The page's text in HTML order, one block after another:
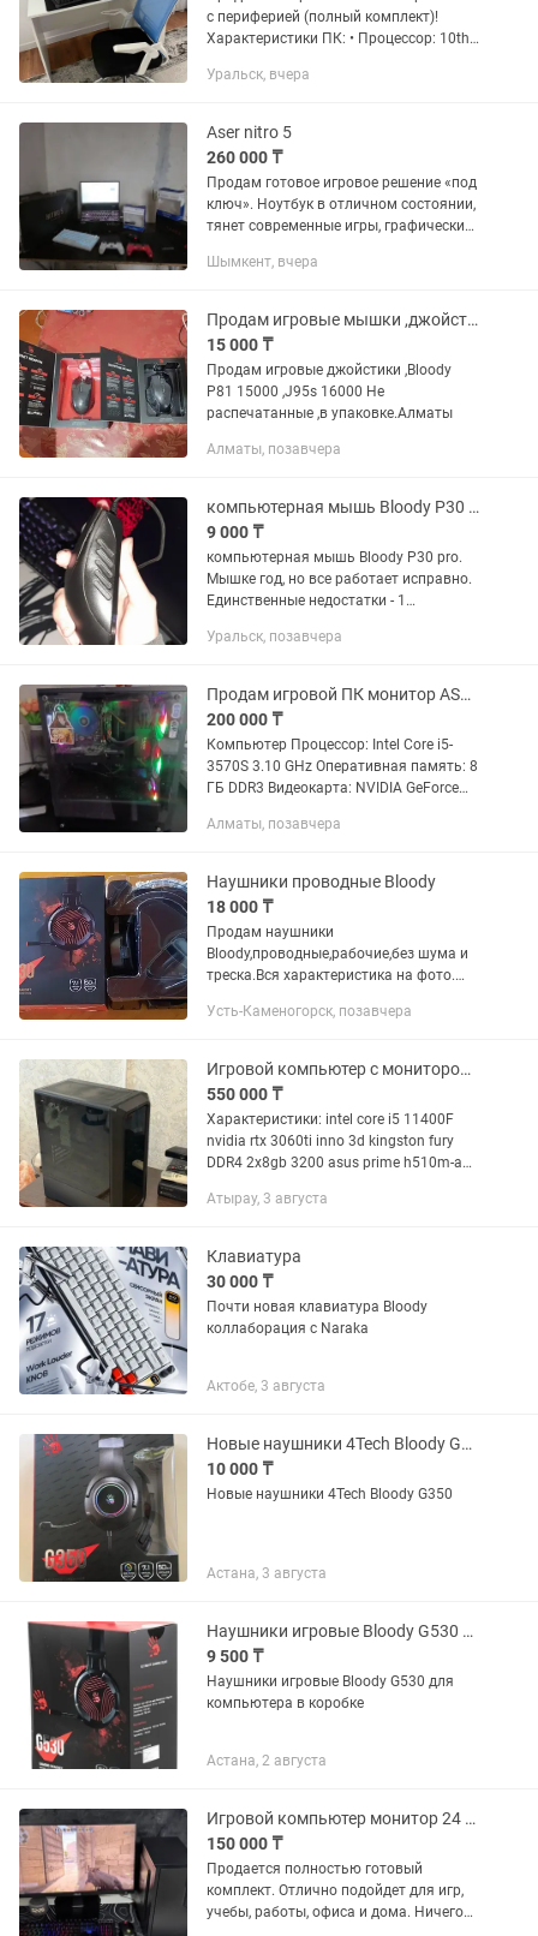
с периферией (полный комплект)!
Характеристики ПК: • Процессор: 10th
Материнская плата: GIGABYTE H510M K
Уральск, вчера
Aser nitro 5
260 000 ₸
Продам готовое игровое решение «под
ключ». Ноутбук в отличном состоянии,
тянет современные игры, графические
мощному процессору 12-го поколения.
Шымкент, вчера
Продам игровые мышки ,джойстики
15 000 ₸
Продам игровые джойстики ,Bloody
P81 15000 ,J95s 16000 Не
распечатанные ,в упаковке.Алматы
Алматы, позавчера
компьютерная мышь Bloody P30 pro
9 000 ₸
компьютерная мышь Bloody P30 pro.
Мышке год, но все работает исправно.
Единственные недостатки - 1
перемещение мыши по ковру не
недоступных без...
Уральск, позавчера
Продам игровой ПК монитор ASUS клавиатуру Bloody
200 000 ₸
Компьютер Процессор: Intel Core i5-
3570S 3.10 GHz Оперативная память: 8
ГБ DDR3 Видеокарта: NVIDIA GeForce
AFOX 120 ГБ + HDD Hitachi 1 ТБ
Алматы, позавчера
Наушники проводные Bloody
18 000 ₸
Продам наушники
Bloody,проводные,рабочие,без шума и
треска.Вся характеристика на фото.
Усть-Каменогорск, позавчера
Игровой компьютер с монитором (RTX 3060 Ti и Intel Core i5 11400F)
550 000 ₸
Характеристики: intel core i5 11400F
nvidia rtx 3060ti inno 3d kingston fury
DDR4 2x8gb 3200 asus prime h510m-a
S24A350H (24”, Full HD, TN, 60–75...
Атырау, 3 августа
Клавиатура
30 000 ₸
Почти новая клавиатура Bloody
коллаборация с Naraka
Актобе, 3 августа
Новые наушники 4Tech Bloody G350
10 000 ₸
Новые наушники 4Tech Bloody G350
Астана, 3 августа
Наушники игровые Bloody G530 для компьютера в коробке
9 500 ₸
Наушники игровые Bloody G530 для
компьютера в коробке
Астана, 2 августа
Игровой компьютер монитор 24 100 Гц Готов к работе
150 000 ₸
Продается полностью готовый
комплект. Отлично подойдет для игр,
учебы, работы, офиса и дома. Ничего